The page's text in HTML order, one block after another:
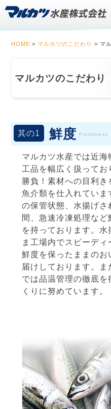
HOME > マルカツのこだわり > マ
マルカツのこだわり
其の1 鮮度 Freshness
マルカツ水産では近
工品を幅広く扱って
勝負！素材への目利
魚介類を仕入れてい
の保管状態、水揚げ
間、急速冷凍処理など
を持っております。水
ま工場内でスピーディ
鮮度を保ったままのお
届けしております。
では品温管理の徹底
くりに努めています。